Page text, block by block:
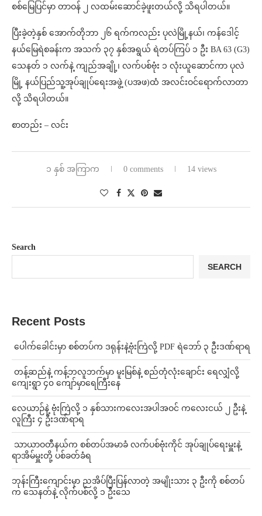
စစ်မြေပြင်မှာ တာဝန် ၂ လထမ်းဆောင်ခဲ့ဖူးတယ်လို့ သိရပါတယ်။
ပြီးခဲ့တဲ့နှစ် အောက်တိုဘာ ၂၆ ရက်ကလည်း ပုလဲမြို့နယ်၊ ကန်ဒေါင့်
နယ်မြေရဲစခန်းက အသက် ၃၇ နှစ်အရွယ် ရဲတပ်ကြပ် ၁ ဦး BA 63 (G3)
သေနတ် ၁ လက်နဲ့ ကျည်အချို့၊ လက်ပစ်ဗုံး ၁ လုံးယူဆောင်ကာ ပုလဲ
မြို့ နယ်ပြည်သူ့အုပ်ချုပ်ရေးအဖွဲ့ (ပအဖ)ထံ အလင်းဝင်ရောက်လာတာ
လို့ သိရပါတယ်။
စာတည်း – လင်း
၁ နှစ် အကြာက 0 comments 14 views
Search
SEARCH
Recent Posts
⁩ ⁨ပေါက်ခေါင်းမှာ စစ်တပ်က ဒရုန်းနဲ့ဗုံးကြဲလို့ PDF ရဲဘော် ၃ ဦးဒဏ်ရာရ
⁩ ⁨တန့်ဆည်နဲ့ ကန့်ဘလူဘက်မှာ မူးမြစ်နဲ့ စည်တုံလုံးချောင်း ရေလျှံလို့
ကျေးရွာ ၄၀ ကျော်မှာရေကြီးနေ
⁨လေယာဉ်နဲ့ ဗုံးကြဲလို့ ၁ နှစ်သားကလေးအပါအဝင် ကလေးငယ် ၂ ဦးနဲ့
လူကြီး ၄ ဦးဒဏ်ရာရ
⁩ ⁨သာယာဝတီနယ်က စစ်တပ်အမာခံ လက်ပစ်ဗုံးကိုင် အုပ်ချုပ်ရေးမှူးနဲ့
ရာအိမ်မှူးတို့ ပစ်ခတ်ခံရ
ဘုန်းကြီးကျောင်းမှာ ညအိပ်ပြီးပြန်လာတဲ့ အမျိုးသား ၃ ဦးကို စစ်တပ်
က သေနတ်နဲ့ လိုက်ပစ်လို့ ၁ ဦးသေ